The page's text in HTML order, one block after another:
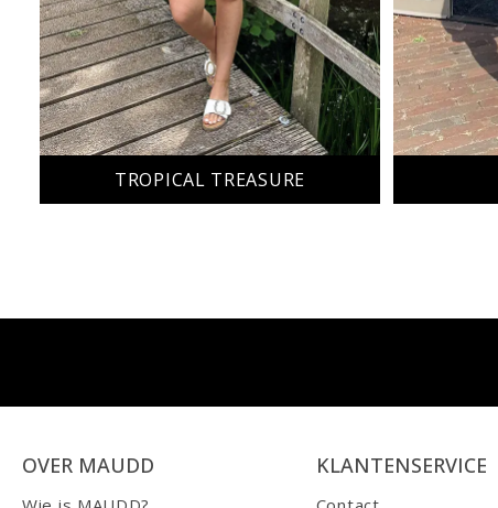
TROPICAL TREASURE
OVER MAUDD KLANTENSERVICE